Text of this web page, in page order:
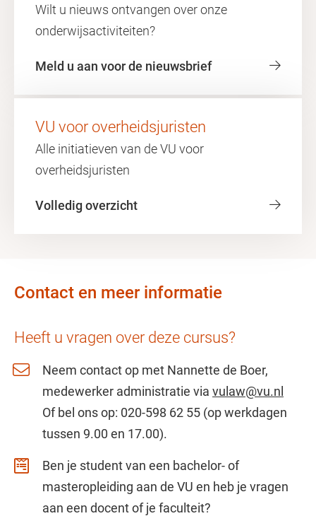
Wilt u nieuws ontvangen over onze
onderwijsactiviteiten?
Meld u aan voor de nieuwsbrief
VU voor overheidsjuristen
Alle initiatieven van de VU voor
overheidsjuristen
Volledig overzicht
Contact en meer informatie
Heeft u vragen over deze cursus?
Neem contact op met Nannette de Boer,
medewerker administratie via vulaw@vu.nl
Of bel ons op: 020-598 62 55 (op werkdagen
tussen 9.00 en 17.00).
Ben je student van een bachelor- of
masteropleiding aan de VU en heb je vragen
aan een docent of je faculteit?